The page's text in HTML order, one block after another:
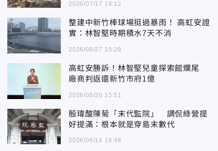
2026/07/17 18:12
整建中新竹棒球場挺過暴雨！ 高虹安證
實：林智堅時期積水7天不消
2026/06/27 15:28
高虹安勝訴！林智堅兒童探索館爛尾
廠商判返還新竹市府1億
2026/06/20 15:51
殷瑋酸陳菊「末代監院」 調侃綠營提
好提滿：根本就是穿島末數代
2026/06/14 16:46